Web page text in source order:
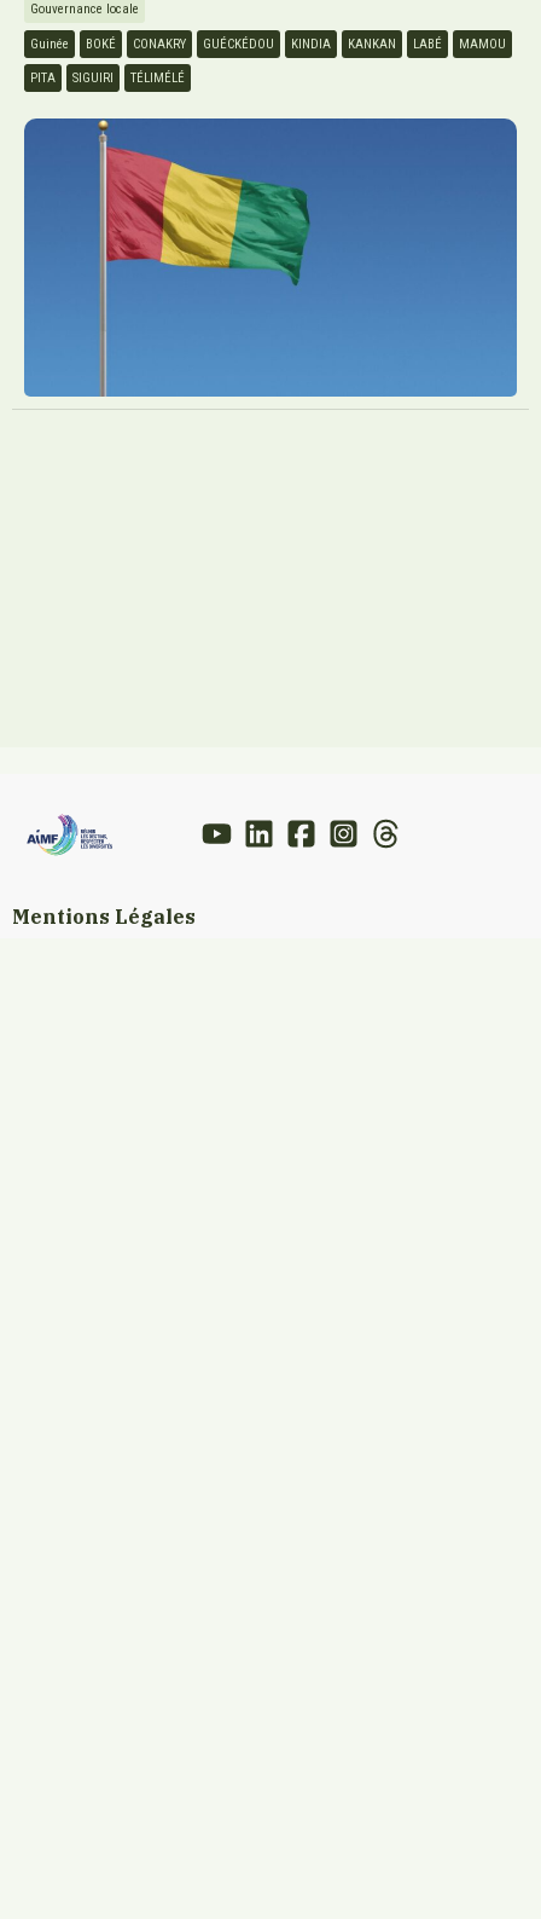
Gouvernance locale
Guinée BOKÉ CONAKRY GUÉCKÉDOU KINDIA KANKAN LABÉ MAMOU
PITA SIGUIRI TÉLIMÉLÉ
Mentions Légales